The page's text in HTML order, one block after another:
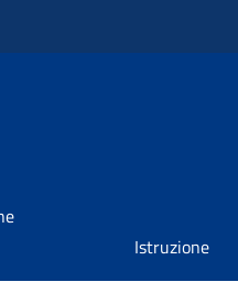
Istruzione